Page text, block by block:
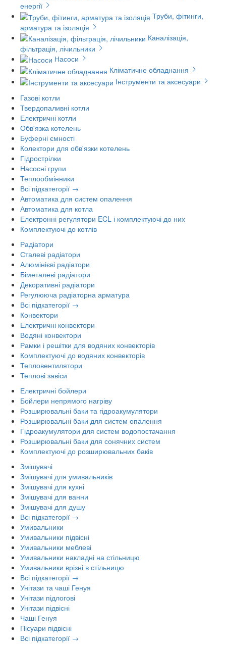
енергії
Труби, фітинги,
арматура та ізоляція
Каналізація,
фільтрація, лічильники
Насоси
Кліматичне обладнання
Інструменти та аксесуари
Газові котли
Твердопаливні котли
Електричні котли
Обв'язка котелень
Буферні ємності
Колектори для обв'язки котелень
Гідрострілки
Насосні групи
Теплообмінники
Всі підкатегорії →
Автоматика для систем опалення
Автоматика для котла
Електронні регулятори ECL і комплектуючі до них
Комплектуючі до котлів
Радіатори
Сталеві радіатори
Алюмінієві радіатори
Біметалеві радіатори
Декоративні радіатори
Регулююча радіаторна арматура
Всі підкатегорії →
Конвектори
Електричні конвектори
Водяні конвектори
Рамки і решітки для водяних конвекторів
Комплектуючі до водяних конвекторів
Тепловентилятори
Теплові завіси
Електричні бойлери
Бойлери непрямого нагріву
Розширювальні баки та гідроакумулятори
Розширювальні баки для систем опалення
Гідроакумулятори для систем водопостачання
Розширювальні баки для сонячних систем
Комплектуючі до розширювальних баків
Змішувачі
Змішувачі для умивальників
Змішувачі для кухні
Змішувачі для ванни
Змішувачі для душу
Всі підкатегорії →
Умивальники
Умивальники підвісні
Умивальники меблеві
Умивальники накладні на стільницю
Умивальники врізні в стільницю
Всі підкатегорії →
Унітази та чаші Генуя
Унітази підлогові
Унітази підвісні
Чаші Генуя
Пісуари підвісні
Всі підкатегорії →